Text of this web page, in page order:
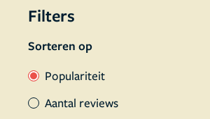
Filters
Sorteren op
Populariteit
Aantal reviews